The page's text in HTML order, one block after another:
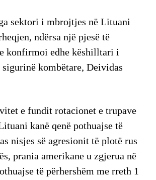
sektori i mbrojtjes në Lituani
ndërsa një pjesë të
konfirmoi edhe këshilltari i
kombëtare, Deividas
e fundit rotacionet e trupave
kanë qenë pothuajse të
nisjes së agresionit të plotë rus
prania amerikane u zgjerua në
të përhershëm me rreth 1